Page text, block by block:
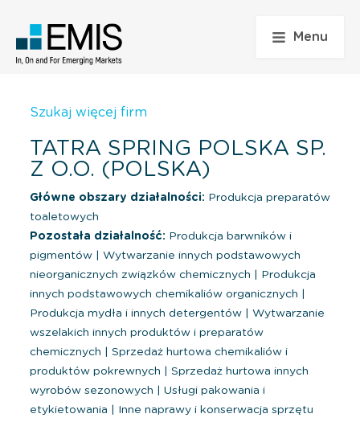
Menu
Szukaj więcej firm
TATRA SPRING POLSKA SP.
Z O.O. (POLSKA)
Główne obszary działalności: Produkcja preparatów
toaletowych
Pozostała działalność: Produkcja barwników i
pigmentów
Wytwarzanie innych podstawowych
nieorganicznych związków chemicznych
Produkcja
innych podstawowych chemikaliów organicznych
Produkcja mydła i innych detergentów
Wytwarzanie
wszelakich innych produktów i preparatów
chemicznych
Sprzedaż hurtowa chemikaliów i
produktów pokrewnych
Sprzedaż hurtowa innych
wyrobów sezonowych
Usługi pakowania i
etykietowania
Inne naprawy i konserwacja sprzętu